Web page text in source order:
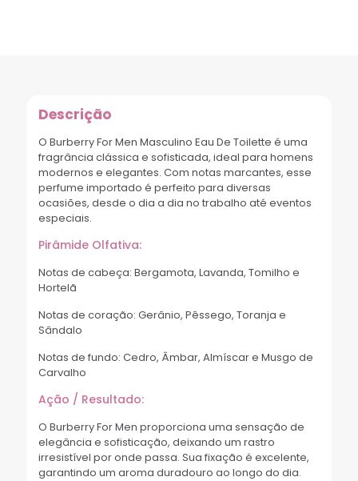
Descrição
O Burberry For Men Masculino Eau De Toilette é uma
fragrância clássica e sofisticada, ideal para homens
modernos e elegantes. Com notas marcantes, esse
perfume importado é perfeito para diversas
ocasiões, desde o dia a dia no trabalho até eventos
especiais.
Pirâmide Olfativa:
Notas de cabeça: Bergamota, Lavanda, Tomilho e
Hortelã
Notas de coração: Gerânio, Pêssego, Toranja e
Sândalo
Notas de fundo: Cedro, Âmbar, Almíscar e Musgo de
Carvalho
Ação / Resultado:
O Burberry For Men proporciona uma sensação de
elegância e sofisticação, deixando um rastro
irresistível por onde passa. Sua fixação é excelente,
garantindo um aroma duradouro ao longo do dia.